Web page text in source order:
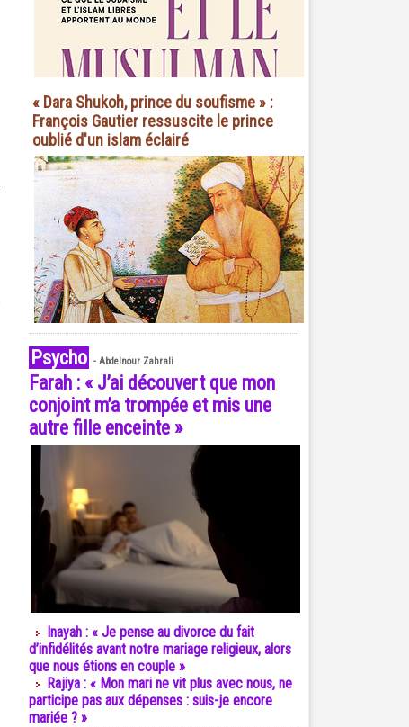
« Dara Shukoh, prince du soufisme » :
François Gautier ressuscite le prince
oublié d'un islam éclairé
Psycho - Abdelnour Zahrali
Farah : « J’ai découvert que mon
conjoint m’a trompée et mis une
autre fille enceinte »
Inayah : « Je pense au divorce du fait
d’infidélités avant notre mariage religieux, alors
que nous étions en couple »
Rajiya : « Mon mari ne vit plus avec nous, ne
participe pas aux dépenses : suis-je encore
mariée ? »